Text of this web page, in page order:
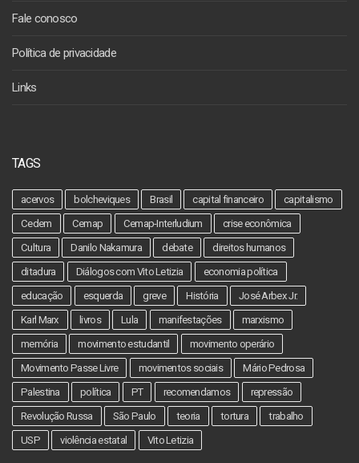
Fale conosco
Política de privacidade
Links
TAGS
acervos bolcheviques Brasil capital financeiro
capitalismo
Cedem
Cemap Cemap-Interludium
crise econômica
Cultura
Danilo Nakamura debate
direitos humanos
ditadura
Diálogos com Vito Letizia
economia política
educação
esquerda greve História
José Arbex Jr.
Karl Marx
livros Lula manifestações
marxismo
memória
movimento estudantil
movimento operário
Movimento Passe Livre
movimentos sociais
Mário Pedrosa
Palestina
política PT recomendamos
repressão
Revolução Russa
São Paulo teoria tortura
trabalho
USP
violência estatal Vito Letizia